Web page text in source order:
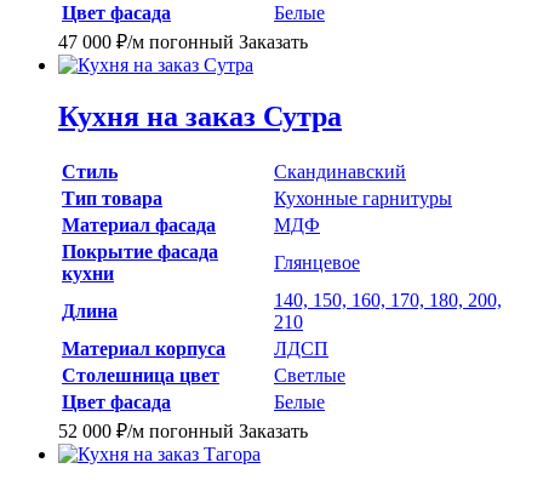
Цвет фасада
Белые
47 000 ₽/м погонный Заказать
Кухня на заказ Сутра
Стиль
Скандинавский
Тип товара
Кухонные гарнитуры
Материал фасада
МДФ
Покрытие фасада
кухни
Глянцевое
Длина
140, 150, 160, 170, 180, 200,
210
Материал корпуса
ЛДСП
Столешница цвет
Светлые
Цвет фасада
Белые
52 000 ₽/м погонный Заказать